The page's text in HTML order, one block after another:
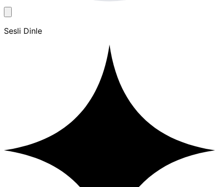
Sesli Dinle